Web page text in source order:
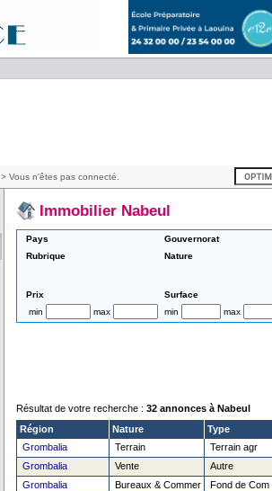
> Vous n'êtes pas connecté.
Immobilier Nabeul
Pays Gouvernorat
Rubrique
Nature
Prix Surface
min
max min max
Résultat de votre recherche : 32 annonces à Nabeul
Région
Nature Type
Grombalia
Terrain Terrain agr
Grombalia
Vente Autre
Grombalia
Bureaux & Commer Fond de Com